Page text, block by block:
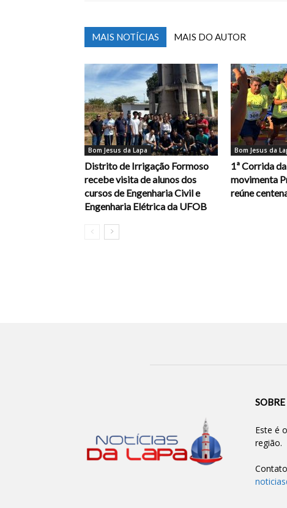
MAIS NOTÍCIAS MAIS DO AUTOR
Bom Jesus da Lapa
Distrito de Irrigação Formoso
recebe visita de alunos dos
cursos de Engenharia Civil e
Engenharia Elétrica da UFOB
Bom Jesus da
1ª Corrida
movimenta
reúne
Este é
região.